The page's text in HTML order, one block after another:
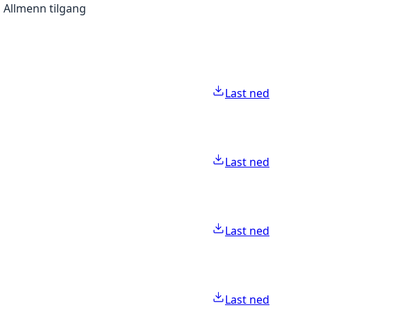
Allmenn tilgang
Last ned
Last ned
Last ned
Last ned